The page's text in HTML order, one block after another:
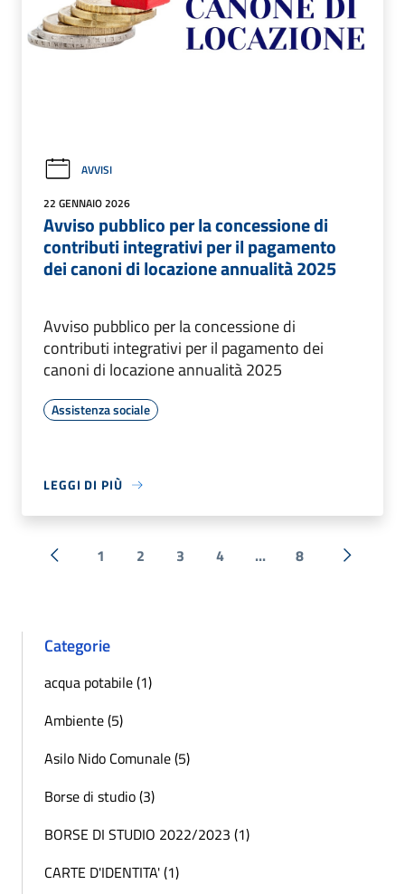
AVVISI
22 GENNAIO 2026
Avviso pubblico per la concessione di
contributi integrativi per il pagamento
dei canoni di locazione annualità 2025
Avviso pubblico per la concessione di
contributi integrativi per il pagamento dei
canoni di locazione annualità 2025
Assistenza sociale
LEGGI DI PIÙ
« Precedente
1 2 3 4 ... 8
Categorie
acqua potabile (1)
Ambiente (5)
Asilo Nido Comunale (5)
Borse di studio (3)
BORSE DI STUDIO 2022/2023 (1)
CARTE D'IDENTITA' (1)